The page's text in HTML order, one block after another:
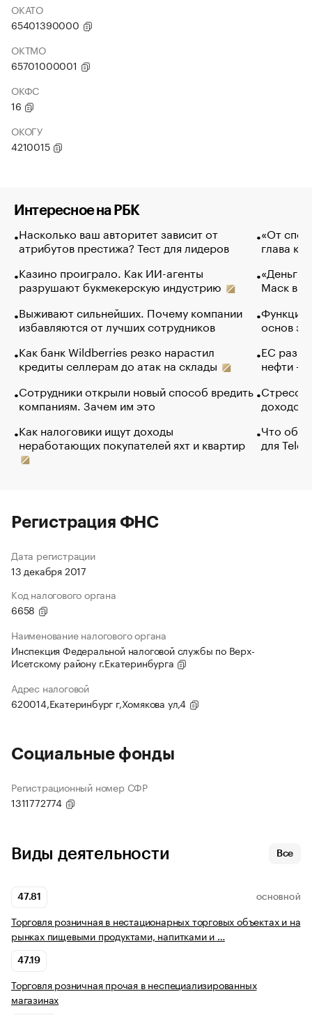
ОКАТО
65401390000
ОКТМО
65701000001
ОКФС
16
ОКОГУ
4210015
Интересное на РБК
Насколько ваш авторитет зависит от
атрибутов престижа? Тест для лидеров
Казино проиграло. Как ИИ-агенты
разрушают букмекерскую индустрию
Выживают сильнейших. Почему компании
избавляются от лучших сотрудников
Как банк Wildberries резко нарастил
кредиты селлерам до атак на склады
Сотрудники открыли новый способ вредить
компаниям. Зачем им это
Как налоговики ищут доходы
неработающих покупателей яхт и квартир
«От
глава
«Деньги
Маск в
Функции
основ
ЕС
нефти —
Стресс
доходов
Что
для
Регистрация ФНС
Дата регистрации
13 декабря 2017
Код налогового органа
6658
Наименование налогового органа
Инспекция Федеральной налоговой службы по Верх-
Исетскому району г.Екатеринбурга
Адрес налоговой
620014,Екатеринбург г,Хомякова ул,4
Социальные фонды
Регистрационный номер СФР
1311772774
Виды деятельности Все
47.81 ОСНОВНОЙ
Торговля розничная в нестационарных торговых объектах и на
рынках пищевыми продуктами, напитками и …
47.19
Торговля розничная прочая в неспециализированных
магазинах